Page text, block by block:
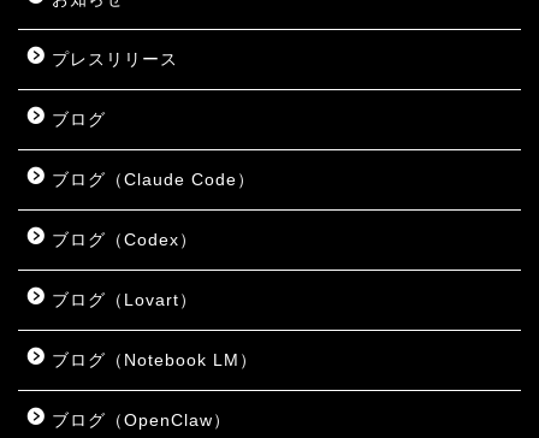
プレスリリース
ブログ
ブログ（Claude Code）
ブログ（Codex）
ブログ（Lovart）
ブログ（Notebook LM）
ブログ（OpenClaw）